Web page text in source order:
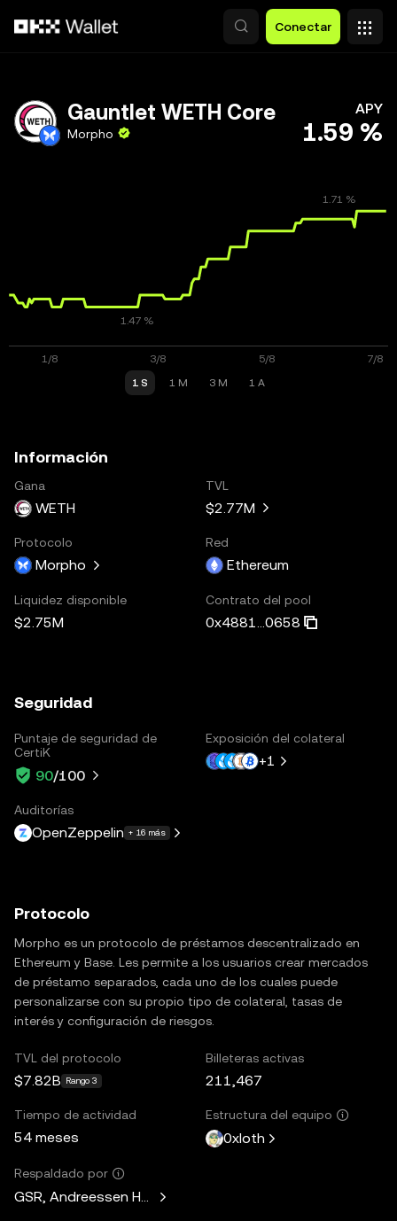
Conectar
Gauntlet WETH Core
Morpho
APY
1.59 %
1 S 1 M 3 M 1 A
Información
Gana
WETH
TVL
$2.77M
Protocolo
Morpho
Red
Ethereum
Liquidez disponible
$2.75M
Contrato del pool
0x4881...0658
Seguridad
Puntaje de seguridad de
CertiK
90/100
Exposición del colateral
+1
Auditorías
OpenZeppelin + 16 más
Protocolo
Morpho es un protocolo de préstamos descentralizado en
Ethereum y Base. Les permite a los usuarios crear mercados
de préstamo separados, cada uno de los cuales puede
personalizarse con su propio tipo de colateral, tasas de
interés y configuración de riesgos.
TVL del protocolo
$7.82B Rango 3
Billeteras activas
211,467
Tiempo de actividad
54 meses
Estructura del equipo
0xloth
Respaldado por
GSR, Andreessen Horowitz, Mechanism Capital, Variant